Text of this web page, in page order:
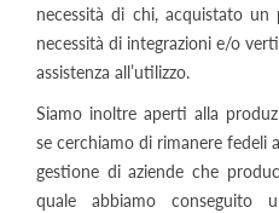
necessità di chi, acquistato
necessità di integrazioni e/o
assistenza all’utilizzo.
Siamo inoltre aperti alla
se cerchiamo di rimanere fedeli
gestione di aziende che
quale abbiamo conseguito